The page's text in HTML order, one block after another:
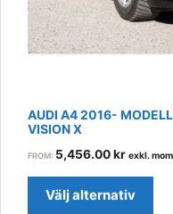
AUDI A4 2016-
VISION X
FROM: 5,456.00kr exkl.
Välj alternativ
product
page